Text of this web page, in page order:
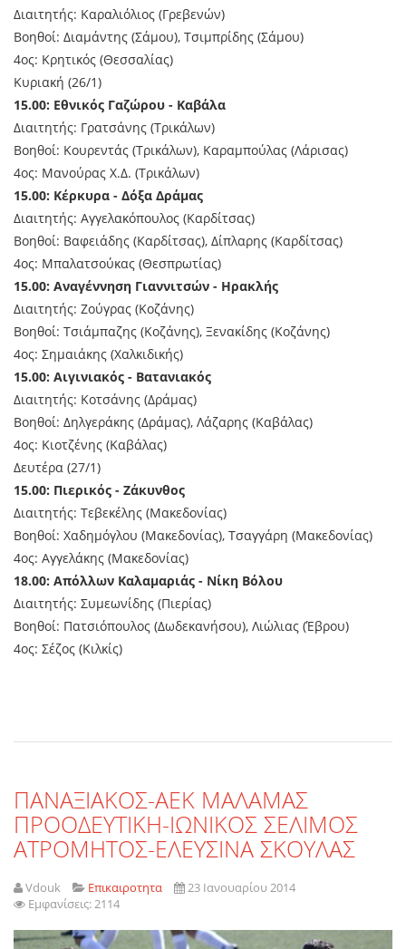
Διαιτητής: Καραλιόλιος (Γρεβενών)
Βοηθοί: Διαμάντης (Σάμου), Τσιμπρίδης (Σάμου)
4ος: Κρητικός (Θεσσαλίας)
Κυριακή (26/1)
15.00: Εθνικός Γαζώρου - Καβάλα
Διαιτητής: Γρατσάνης (Τρικάλων)
Βοηθοί: Κουρεντάς (Τρικάλων), Καραμπούλας (Λάρισας)
4ος: Μανούρας Χ.Δ. (Τρικάλων)
15.00: Κέρκυρα - Δόξα Δράμας
Διαιτητής: Αγγελακόπουλος (Καρδίτσας)
Βοηθοί: Βαφειάδης (Καρδίτσας), Δίπλαρης (Καρδίτσας)
4ος: Μπαλατσούκας (Θεσπρωτίας)
15.00: Αναγέννηση Γιαννιτσών - Ηρακλής
Διαιτητής: Ζούγρας (Κοζάνης)
Βοηθοί: Τσιάμπαζης (Κοζάνης), Ξενακίδης (Κοζάνης)
4ος: Σημαιάκης (Χαλκιδικής)
15.00: Αιγινιακός - Βατανιακός
Διαιτητής: Κοτσάνης (Δράμας)
Βοηθοί: Δηλγεράκης (Δράμας), Λάζαρης (Καβάλας)
4ος: Κιοτζένης (Καβάλας)
Δευτέρα (27/1)
15.00: Πιερικός - Ζάκυνθος
Διαιτητής: Τεβεκέλης (Μακεδονίας)
Βοηθοί: Χαδημόγλου (Μακεδονίας), Τσαγγάρη (Μακεδονίας)
4ος: Αγγελάκης (Μακεδονίας)
18.00: Απόλλων Καλαμαριάς - Νίκη Βόλου
Διαιτητής: Συμεωνίδης (Πιερίας)
Βοηθοί: Πατσιόπουλος (Δωδεκανήσου), Λιώλιας (Έβρου)
4ος: Σέζος (Κιλκίς)
ΠANAΞΙΑΚΟΣ-ΑΕΚ ΜΑΛΑΜΑΣ
ΠΡΟΟΔΕΥΤΙΚΗ-ΙΩΝΙΚΟΣ ΣΕΛΙΜΟΣ
ΑΤΡΟΜΗΤΟΣ-ΕΛΕΥΣΙΝΑ ΣΚΟΥΛΑΣ
Vdouk Επικαιροτητα
23 Ιανουαρίου 2014
Εμφανίσεις: 2114